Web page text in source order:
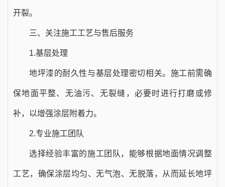
开裂。
三、关注施工工艺与售后服务
1.基层处理
地坪漆的耐久性与基层处理密切相关。施工前需确
保地面平整、无油污、无裂缝，必要时进行打磨或修
补，以增强涂层附着力。
2.专业施工团队
选择经验丰富的施工团队，能够根据地面情况调整
工艺，确保涂层均匀、无气泡、无脱落，从而延长地坪